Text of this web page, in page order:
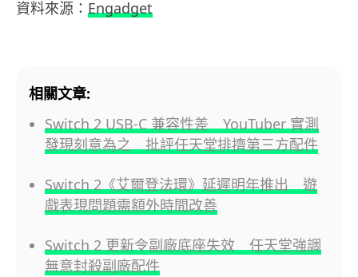
資料來源： Engadget
相關文章:
Switch 2 USB-C 兼容性差 YouTuber 實測
發現刻意為之 批評任天堂排擠第三方配件
Switch 2《艾爾登法環》延遲明年推出 遊
戲表現問題需額外時間改善
Switch 2 更新令副廠底座失效 任天堂強調
無意封殺副廠配件